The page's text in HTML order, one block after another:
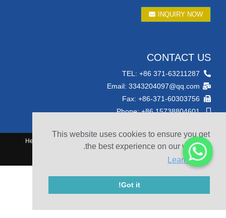
This website uses cookies to ensure you get
the best experience on our website.
Learn more
Got it!
INQUIRY NOW
CONTACT US
TEL: +86 371-63211287
Email: 3343204097@qq.com
Fax: +86-371-60303756
Phone: +86 15738804601
© 2010-2020 Henan Sicheng Abrasives Tech Co., Ltd. Copyright
Sitemap